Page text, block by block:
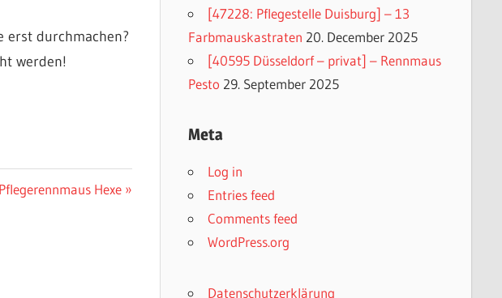
erst durchmachen?
werden!
Nächster
Pflegerennmaus Hexe
[47228: Pflegestelle Duisburg] – 13
Farbmauskastraten 20. December 2025
[40595 Düsseldorf – privat] – Rennmaus
Pesto 29. September 2025
Meta
Log in
Entries feed
Comments feed
WordPress.org
Datenschutzerklärung